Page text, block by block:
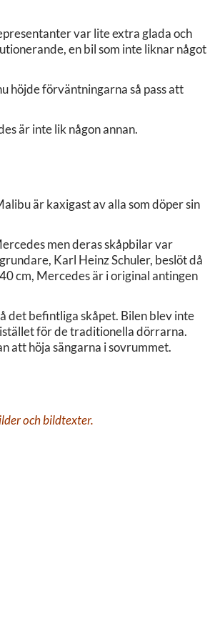
var lite extra glada och
en bil som inte liknar något
höjde förväntningarna så pass att
är inte lik någon annan.
är kaxigast av alla som döper sin
men deras skåpbilar var
Karl Heinz Schuler, beslöt då
cm, Mercedes är i original antingen
det befintliga skåpet. Bilen blev inte
för de traditionella dörrarna.
att höja sängarna i sovrummet.
och bildtexter.